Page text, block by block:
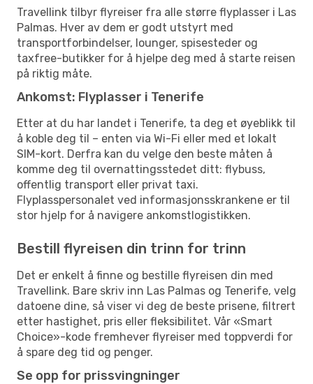
Travellink tilbyr flyreiser fra alle større flyplasser i Las
Palmas. Hver av dem er godt utstyrt med
transportforbindelser, lounger, spisesteder og
taxfree-butikker for å hjelpe deg med å starte reisen
på riktig måte.
Ankomst: Flyplasser i Tenerife
Etter at du har landet i Tenerife, ta deg et øyeblikk til
å koble deg til – enten via Wi-Fi eller med et lokalt
SIM-kort. Derfra kan du velge den beste måten å
komme deg til overnattingsstedet ditt: flybuss,
offentlig transport eller privat taxi.
Flyplasspersonalet ved informasjonsskrankene er til
stor hjelp for å navigere ankomstlogistikken.
Bestill flyreisen din trinn for trinn
Det er enkelt å finne og bestille flyreisen din med
Travellink. Bare skriv inn Las Palmas og Tenerife, velg
datoene dine, så viser vi deg de beste prisene, filtrert
etter hastighet, pris eller fleksibilitet. Vår «Smart
Choice»-kode fremhever flyreiser med toppverdi for
å spare deg tid og penger.
Se opp for prissvingninger